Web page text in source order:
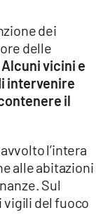
dei
delle
Alcuni vicini e
intervenire
il
l’intera
alle abitazioni
Sul
vigili del fuoco